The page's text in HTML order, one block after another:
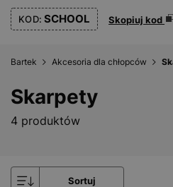
KOD: SCHOOL Skopiuj kod
Bartek Akcesoria dla chłopców
Skarpety
4 produktów
Sortuj